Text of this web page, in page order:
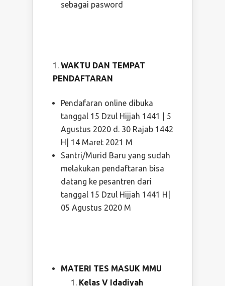
sebagai pasword
WAKTU DAN TEMPAT
PENDAFTARAN
Pendafaran online dibuka
tanggal 15 Dzul Hijjah 1441 | 5
Agustus 2020 d. 30 Rajab 1442
H| 14 Maret 2021 M
Santri/Murid Baru yang sudah
melakukan pendaftaran bisa
datang ke pesantren dari
tanggal 15 Dzul Hijjah 1441 H|
05 Agustus 2020 M
MATERI TES MASUK MMU
Kelas V Idadiyah